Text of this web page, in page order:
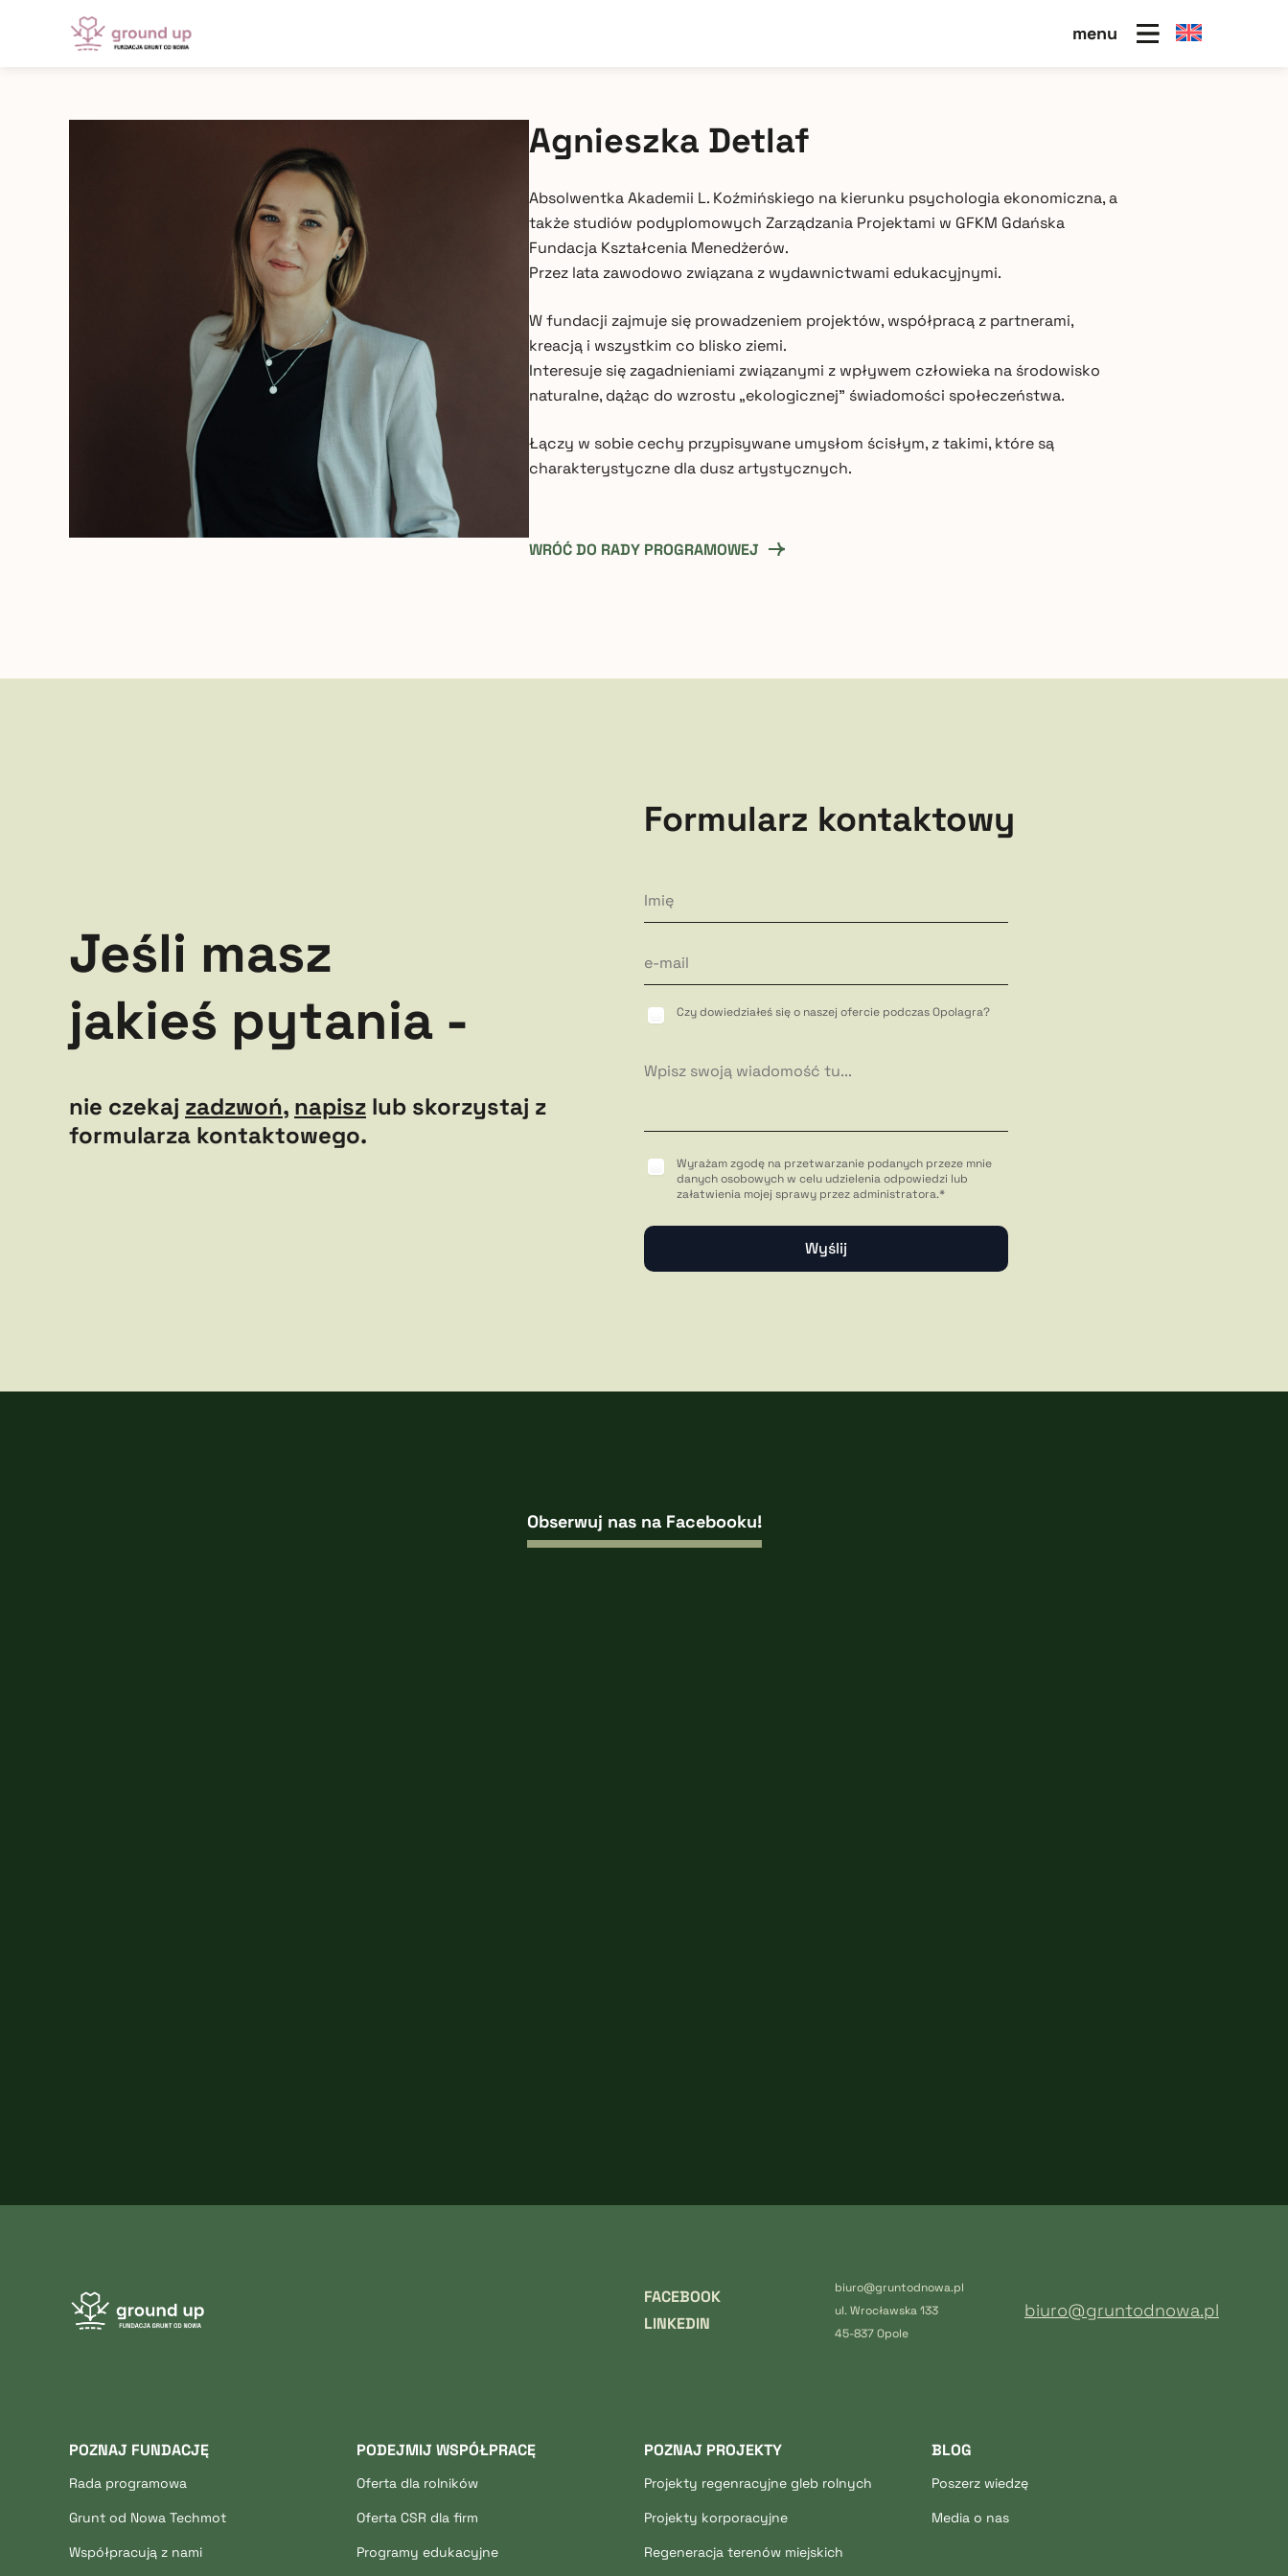
menu
Agnieszka Detlaf
Absolwentka Akademii L. Koźmińskiego na kierunku psychologia ekonomiczna, a
także studiów podyplomowych Zarządzania Projektami w GFKM Gdańska
Fundacja Kształcenia Menedżerów.
Przez lata zawodowo związana z wydawnictwami edukacyjnymi.
W fundacji zajmuje się prowadzeniem projektów, współpracą z partnerami,
kreacją i wszystkim co blisko ziemi.
Interesuje się zagadnieniami związanymi z wpływem człowieka na środowisko
naturalne, dążąc do wzrostu „ekologicznej” świadomości społeczeństwa.
Łączy w sobie cechy przypisywane umysłom ścisłym, z takimi, które są
charakterystyczne dla dusz artystycznych.
WRÓĆ DO RADY PROGRAMOWEJ
Jeśli masz
jakieś pytania -
nie czekaj zadzwoń, napisz lub skorzystaj z
formularza kontaktowego.
Formularz kontaktowy
Czy dowiedziałeś się o naszej ofercie podczas Opolagra?
Wyrażam zgodę na przetwarzanie podanych przeze mnie
danych osobowych w celu udzielenia odpowiedzi lub
załatwienia mojej sprawy przez administratora.*
Obserwuj nas na Facebooku!
FACEBOOK
LINKEDIN
biuro@gruntodnowa.pl
ul. Wrocławska 133
45-837 Opole
biuro@gruntodnowa.pl
POZNAJ FUNDACJĘ
Rada programowa
Grunt od Nowa Techmot
Współpracują z nami
PODEJMIJ WSPÓŁPRACĘ
Oferta dla rolników
Oferta CSR dla firm
Programy edukacyjne
POZNAJ PROJEKTY
Projekty regenracyjne gleb rolnych
Projekty korporacyjne
Regeneracja terenów miejskich
BLOG
Poszerz wiedzę
Media o nas